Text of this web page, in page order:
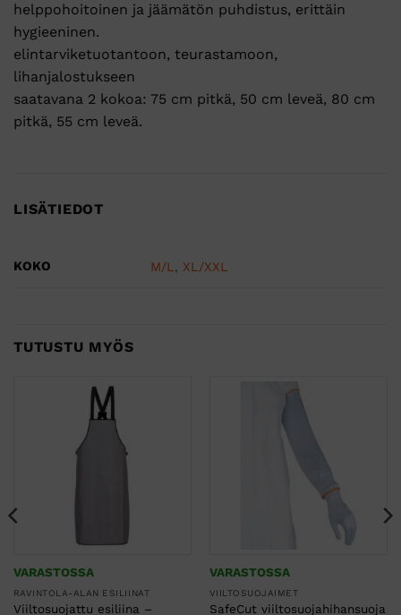
helppohoitoinen ja jäämätön puhdistus, erittäin
hygieeninen.
elintarviketuotantoon, teurastamoon,
lihanjalostukseen
saatavana 2 kokoa: 75 cm pitkä, 50 cm leveä, 80 cm
pitkä, 55 cm leveä.
LISÄTIEDOT
KOKO M/L, XL/XXL
TUTUSTU MYÖS
VARASTOSSA
RAVINTOLA-ALAN ESILIINAT
Viiltosuojattu esiliina –
VARASTOSSA
VIILTOSUOJAIMET
SafeCut viiltosuojahihansuoja